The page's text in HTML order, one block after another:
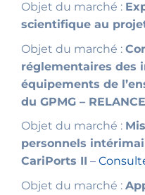
Objet du marché :
scientifique au
Objet du marché :
réglementaires des
équipements de
du GPMG –
Objet du marché :
personnels
CariPorts II –
Objet du marché :